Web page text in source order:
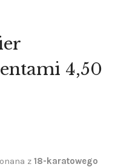
4,50
z 18-karatowego